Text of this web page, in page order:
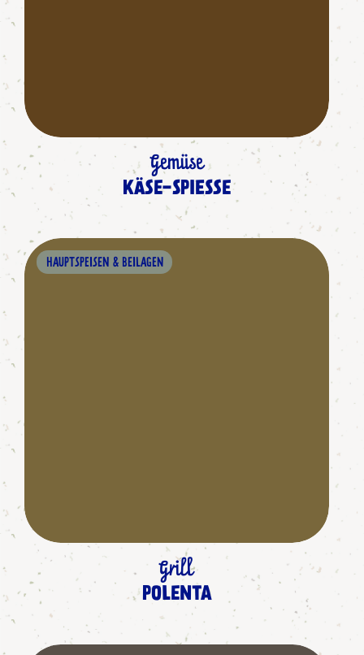
Gemüse
KÄSE-SPIESSE
HAUPTSPEISEN & BEILAGEN
Grill
POLENTA